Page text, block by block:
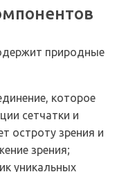
природные
которое
сетчатки и
остроту зрения и
зрения;
уникальных